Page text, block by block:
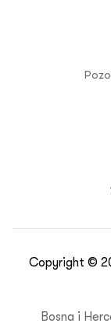
Copyright ©
Bosna i